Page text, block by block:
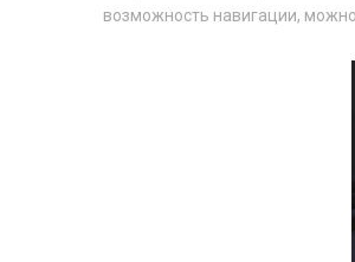
возможность навигации,